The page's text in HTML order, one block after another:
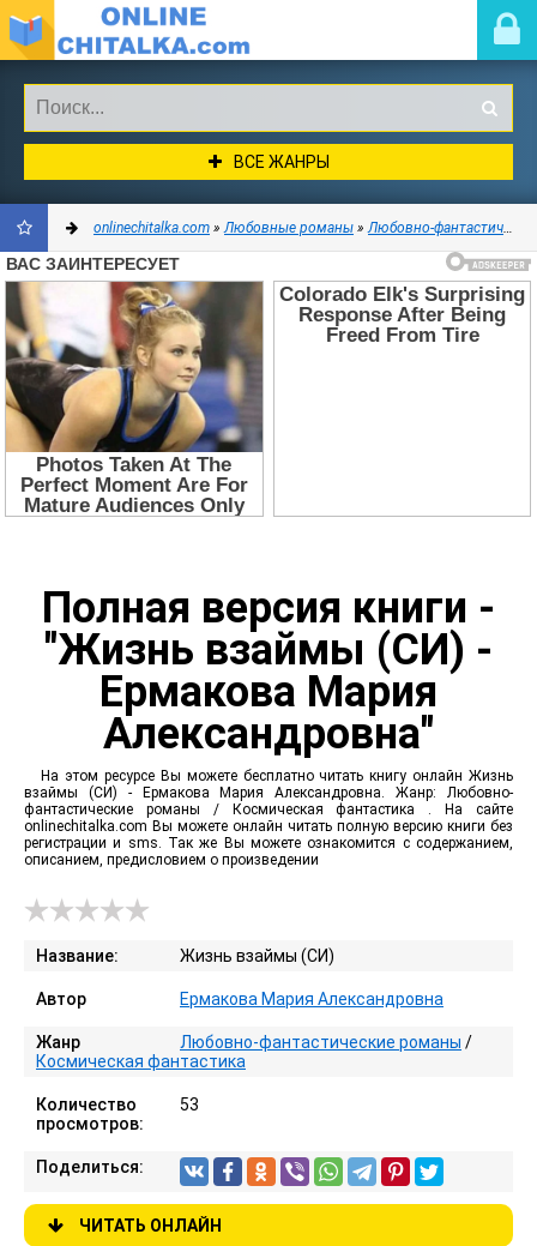
ВСЕ ЖАНРЫ
ДОБАВИТЬ
В
ЗАКЛАДКИ
onlinechitalka.com »Любовные романы »Любовно-фантастические романы
Полная версия книги -
"Жизнь взаймы (СИ) -
Ермакова Мария
Александровна"
На этом ресурсе Вы можете бесплатно читать книгу онлайн Жизнь
взаймы (СИ) - Ермакова Мария Александровна. Жанр: Любовно-
фантастические романы / Космическая фантастика . На сайте
onlinechitalka.com Вы можете онлайн читать полную версию книги без
регистрации и sms. Так же Вы можете ознакомится с содержанием,
описанием, предисловием о произведении
Название: Жизнь взаймы (СИ)
Автор Ермакова Мария Александровна
Жанр Любовно-фантастические романы /
Космическая фантастика
Количество
просмотров:
53
Поделиться:
ЧИТАТЬ ОНЛАЙН